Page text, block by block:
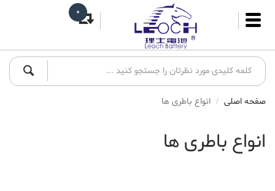
0
صفحه اصلی انواع باطری ها
انواع باطری ها